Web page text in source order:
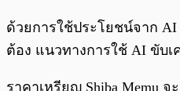
ด้วยการใช้ประโยชน์จาก
ต้อง แนวทางการใช้ AI ขับเ
ราคาเหรียญ Shiba Memu